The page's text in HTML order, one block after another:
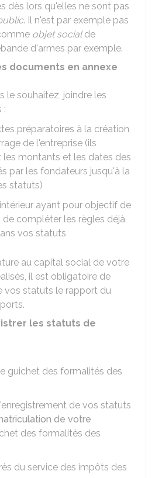
dès lors qu'elles ne sont pas
. Il n'est par exemple pas
objet socialde
d'armes par exemple.
documents en annexe
le souhaitez, joindre les
:
préparatoires à la création
de l'entreprise (ils
montants et les dates des
par les fondateurs jusqu'à la
statuts)
ayant pour objectif de
de compléter les règles déjà
vos statuts
au capital social de votre
il est obligatoire de
vos statuts le rapport du
les statuts de
guichet des formalités des
de vos statuts
de votre
des formalités des
du service des impôts des